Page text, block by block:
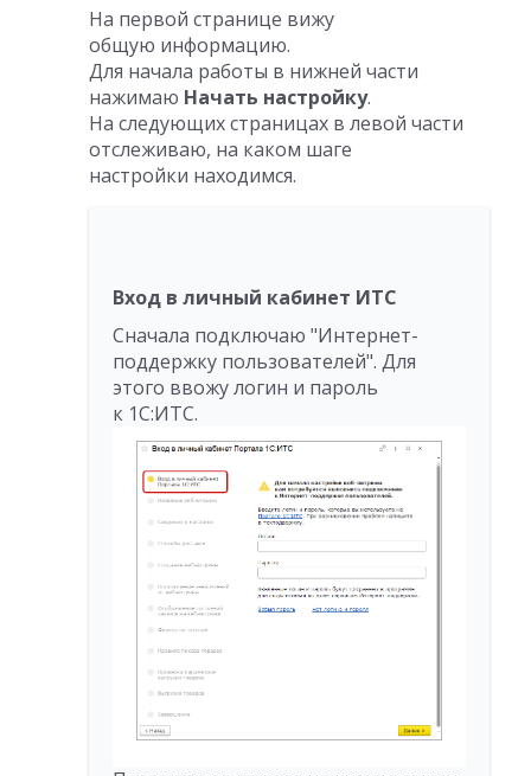
На первой странице вижу
общую информацию.
Для начала работы в нижней части
нажимаю Начать настройку.
На следующих страницах в левой части
отслеживаю, на каком шаге
настройки находимся.
Вход в личный кабинет ИТС
Сначала подключаю "Интернет-
поддержку пользователей". Для
этого ввожу логин и пароль
к 1С:ИТС.